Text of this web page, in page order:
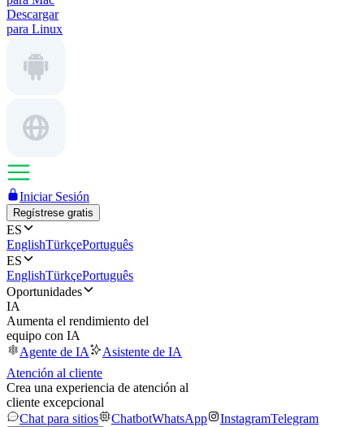
Descargar
para Linux
Iniciar Sesión
Regístrese gratis
ES
EnglishTürkçePortuguês
ES
EnglishTürkçePortuguês
Oportunidades
IA
Aumenta el rendimiento del
equipo con IA
Agente de IA
Asistente de IA
Atención al cliente
Crea una experiencia de atención al
cliente excepcional
Chat para sitios
ChatbotWhatsApp InstagramTelegram